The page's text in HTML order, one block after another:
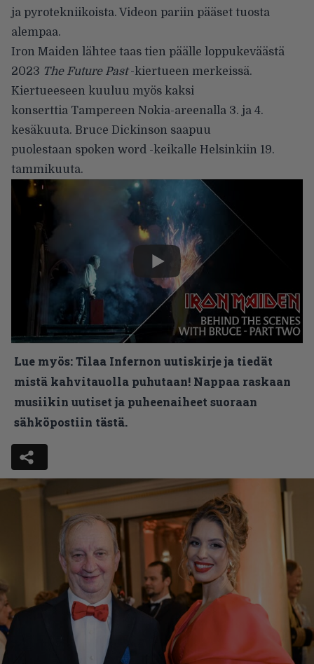
ja pyrotekniikoista. Videon pariin pääset tuosta
alempaa.
Iron Maiden lähtee taas tien päälle loppukeväästä
2023 The Future Past-kiertueen merkeissä.
Kiertueeseen kuuluu myös kaksi
konserttia Tampereen Nokia-areenalla 3. ja 4.
kesäkuuta. Bruce Dickinson saapuu
puolestaan spoken word -keikalle Helsinkiin 19.
tammikuuta.
Lue myös:Tilaa Infernon uutiskirje ja tiedät
mistä kahvitauolla puhutaan! Nappaa raskaan
musiikin uutiset ja puheenaiheet suoraan
sähköpostiin tästä.